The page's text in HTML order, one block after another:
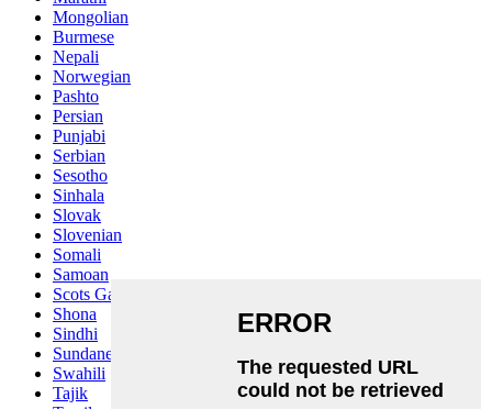
Mongolian
Burmese
Nepali
Norwegian
Pashto
Persian
Punjabi
Serbian
Sesotho
Sinhala
Slovak
Slovenian
Somali
Samoan
Scots Gaelic
Shona
Sindhi
Sundanese
Swahili
Tajik